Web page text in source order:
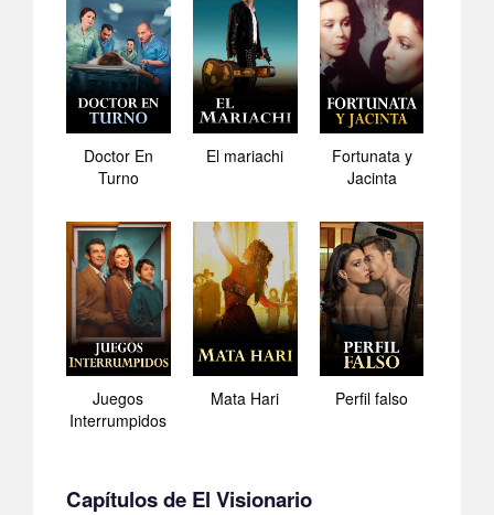
Doctor En
Turno
El mariachi
Fortunata y
Jacinta
Juegos
Interrumpidos
Mata Hari Perfil falso
Capítulos de El Visionario